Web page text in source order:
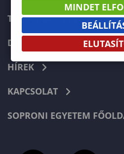
TELEFONKÖNYV
DOKUMENTUMOK
HÍREK
KAPCSOLAT
SOPRONI EGYETEM
MINDET